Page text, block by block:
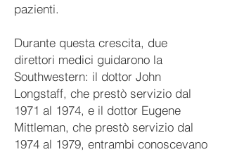
pazienti.
Durante questa crescita, due
direttori medici guidarono la
Southwestern: il dottor John
Longstaff, che prestò servizio dal
1971 al 1974, e il dottor Eugene
Mittleman, che prestò servizio dal
1974 al 1979, entrambi conoscevano